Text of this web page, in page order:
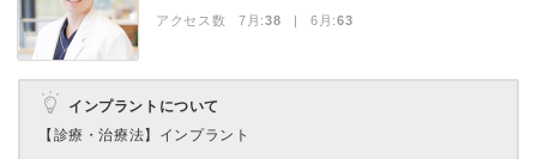
アクセス数 7月:38 | 6月:63
インプラントについて
【診療・治療法】 インプラント